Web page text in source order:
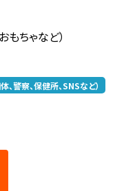
もちゃなど）
警察、保健所、SNSなど）